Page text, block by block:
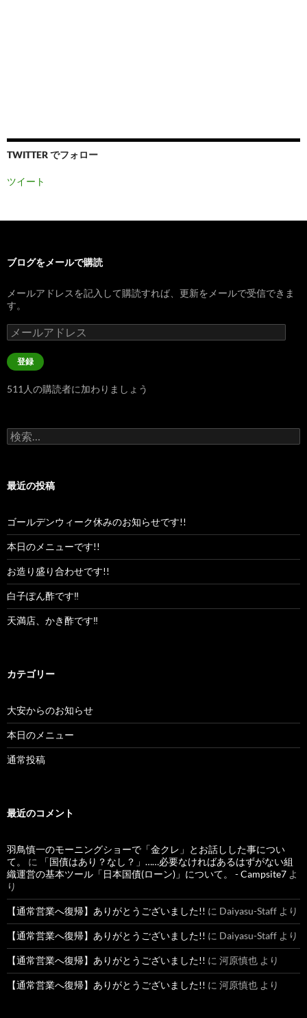
TWITTER でフォロー
ツイート
ブログをメールで購読
メールアドレスを記入して購読すれば、更新をメールで受信できま
す。
メ
ー
ル
ア
レ
登録
511人の購読者に加わりましょう
検
索:
最近の投稿
ゴールデンウィーク休みのお知らせです!!
本日のメニューです!!
お造り盛り合わせです!!
白子ぽん酢です‼︎
天満店、かき酢です‼︎
カテゴリー
大安からのお知らせ
本日のメニュー
通常投稿
最近のコメント
羽鳥慎一のモーニングショーで「金クレ」とお話しした事につい
て。
に
「国債はあり？なし？」……必要なければあるはずがない組
織運営の基本ツール「日本国債(ローン)」について。 - Campsite7 よ
り
【通常営業へ復帰】ありがとうございました!! に Daiyasu-Staff より
【通常営業へ復帰】ありがとうございました!! に Daiyasu-Staff より
【通常営業へ復帰】ありがとうございました!! に 河原慎也 より
【通常営業へ復帰】ありがとうございました!! に 河原慎也 より